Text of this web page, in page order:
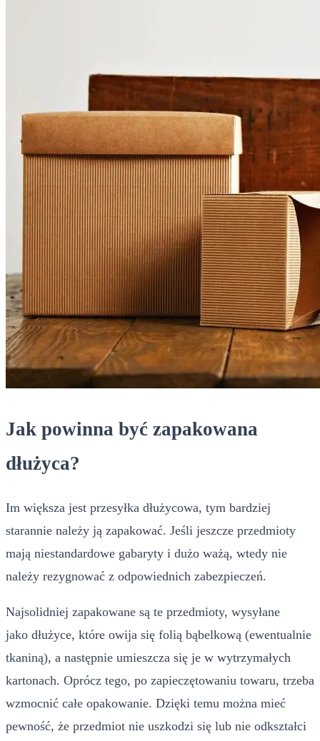
Jak powinna być zapakowana
dłużyca?
Im większa jest przesyłka dłużycowa, tym bardziej
starannie należy ją zapakować. Jeśli jeszcze przedmioty
mają niestandardowe gabaryty i dużo ważą, wtedy nie
należy rezygnować z odpowiednich zabezpieczeń.
Najsolidniej zapakowane są te przedmioty, wysyłane
jako dłużyce, które owija się folią bąbelkową (ewentualnie
tkaniną), a następnie umieszcza się je w wytrzymałych
kartonach. Oprócz tego, po zapieczętowaniu towaru, trzeba
wzmocnić całe opakowanie. Dzięki temu można mieć
pewność, że przedmiot nie uszkodzi się lub nie odkształci